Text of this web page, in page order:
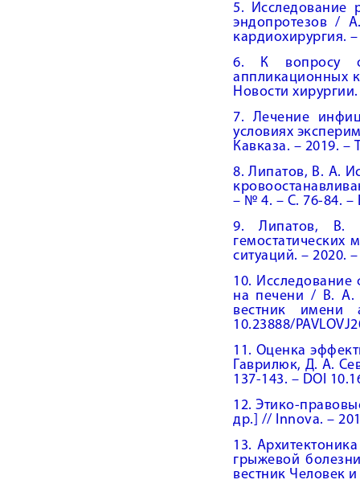
5. Исследование
эндопротезов /
кардиохирургия.
6. К вопросу о
аппликационных
Новости
7. Лечение
условиях
Кавказа. – 2019. –
8. Липатов, В. А.
– № 4. – С. 76-84. –
9. Липатов, В.
ситуаций. – 2020.
10. Исследование
на печени / В. А.
вестник
10.23888/
11. Оценка
Гаврилюк, Д. А.
137-143. – DOI
12. Этико-
др.] // Innova. –
13.
грыжевой
вестник Человек